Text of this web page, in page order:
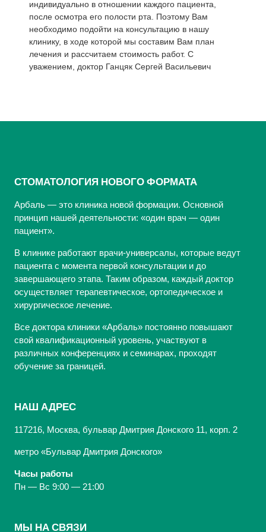
индивидуально в отношении каждого пациента,
после осмотра его полости рта. Поэтому Вам
необходимо подойти на консультацию в нашу
клинику, в ходе которой мы составим Вам план
лечения и рассчитаем стоимость работ. С
уважением, доктор Ганцяк Сергей Васильевич
СТОМАТОЛОГИЯ НОВОГО ФОРМАТА
Арбаль — это клиника новой формации. Основной
принцип нашей деятельности: «один врач — один
пациент».
В клинике работают врачи-универсалы, которые ведут
пациента с момента первой консультации и до
завершающего этапа. Таким образом, каждый доктор
осуществляет терапевтическое, ортопедическое и
хирургическое лечение.
Все доктора клиники «Арбаль» постоянно повышают
свой квалификационный уровень, участвуют в
различных конференциях и семинарах, проходят
обучение за границей.
НАШ АДРЕС
117216, Москва, бульвар Дмитрия Донского 11, корп. 2
метро «Бульвар Дмитрия Донского»
Часы работы
Пн — Вс 9:00 — 21:00
МЫ НА СВЯЗИ